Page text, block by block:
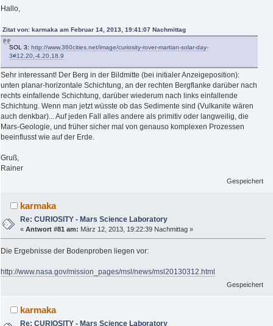
Hallo,
Zitat von: karmaka am Februar 14, 2013, 19:41:07 Nachmittag
SOL 3: http://www.360cities.net/image/curiosity-rover-martian-solar-day-
3#12.20,-4.20,18.9
Sehr interessant! Der Berg in der Bildmitte (bei initialer Anzeigeposition):
unten planar-horizontale Schichtung, an der rechten Bergflanke darüber nach
rechts einfallende Schichtung, darüber wiederum nach links einfallende
Schichtung. Wenn man jetzt wüsste ob das Sedimente sind (Vulkanite wären
auch denkbar)... Auf jeden Fall alles andere als primitiv oder langweilig, die
Mars-Geologie, und früher sicher mal von genauso komplexen Prozessen
beeinflusst wie auf der Erde.
Gruß,
Rainer
Gespeichert
karmaka
Re: CURIOSITY - Mars Science Laboratory
«Antwort #81 am: März 12, 2013, 19:22:39 Nachmittag »
Die Ergebnisse der Bodenproben liegen vor:
http://www.nasa.gov/mission_pages/msl/news/msl20130312.html
Gespeichert
karmaka
Re: CURIOSITY - Mars Science Laboratory